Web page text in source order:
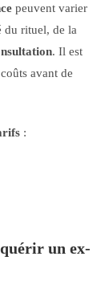
peuvent varier
du rituel, de la
. Il est
avant de
:
un ex-